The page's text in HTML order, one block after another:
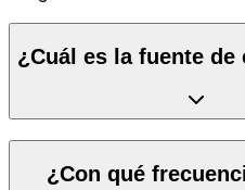
¿Cuál es la fuente de
¿Con qué